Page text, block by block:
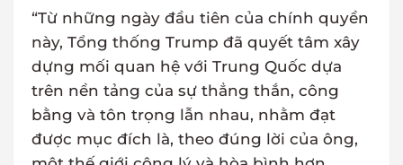
“Từ những ngày đầu tiên của chính quyền
này, Tổng thống Trump đã quyết tâm xây
dựng mối quan hệ với Trung Quốc dựa
trên nền tảng của sự thẳng thắn, công
bằng và tôn trọng lẫn nhau, nhằm đạt
được mục đích là, theo đúng lời của ông,